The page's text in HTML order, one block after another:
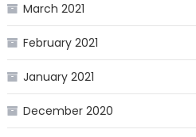
March 2021
February 2021
January 2021
December 2020